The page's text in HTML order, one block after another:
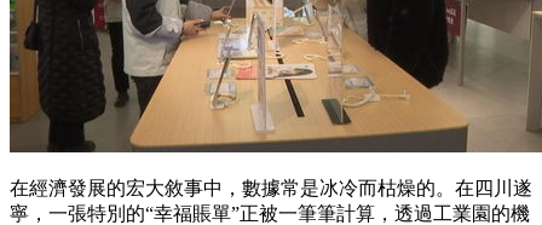
在經濟發展的宏大敘事中，數據常是冰冷而枯燥的。在四川遂
寧，一張特別的“幸福賬單”正被一筆筆計算，透過工業園的機